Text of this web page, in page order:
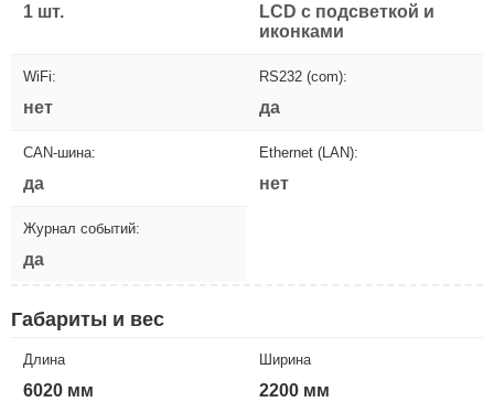
1 шт.
LCD с подсветкой и
иконками
WiFi:
нет
RS232 (com):
да
CAN-шина:
да
Ethernet (LAN):
нет
Журнал событий:
да
Габариты и вес
Длина
6020 мм
Ширина
2200 мм